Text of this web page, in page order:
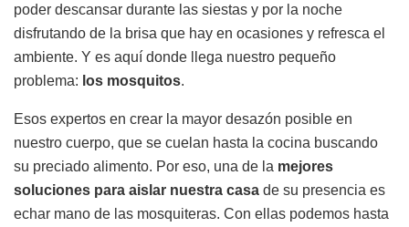
poder descansar durante las siestas y por la noche
disfrutando de la brisa que hay en ocasiones y refresca el
ambiente. Y es aquí donde llega nuestro pequeño
problema: los mosquitos.
Esos expertos en crear la mayor desazón posible en
nuestro cuerpo, que se cuelan hasta la cocina buscando
su preciado alimento. Por eso, una de la mejores
soluciones para aislar nuestra casa de su presencia es
echar mano de las mosquiteras. Con ellas podemos hasta